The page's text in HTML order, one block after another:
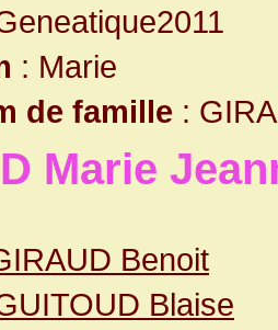
: Marie
de famille :
Marie
Benoit
Blaise